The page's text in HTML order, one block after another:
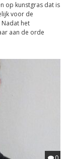
op kunstgras dat is
voor de
het
aan de orde